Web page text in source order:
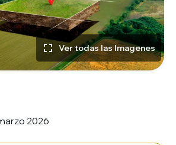
Ver todas las Imagenes
2026